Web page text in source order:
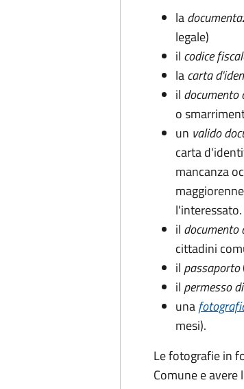
la
legale)
il codice
lacarta
il documento
o
un valido
carta
mancanza
l'interessato.
il
cittadini
il passaporto
il permesso
una
mesi).
Le fotografie in
Comune e